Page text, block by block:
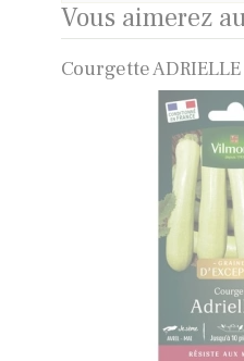
Vous aimerez
Courgette